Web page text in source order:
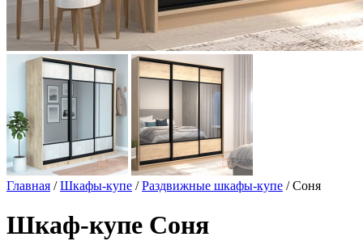
Главная /Шкафы-купе /Раздвижные шкафы-купе / Соня
Шкаф-купе Соня